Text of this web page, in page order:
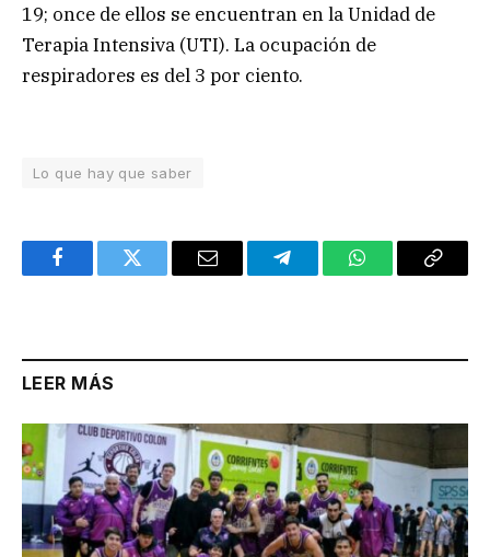
19; once de ellos se encuentran en la Unidad de
Terapia Intensiva (UTI). La ocupación de
respiradores es del 3 por ciento.
Lo que hay que saber
FacebookTwitter Email TelegramWhatsAppCopy
LEER MÁS